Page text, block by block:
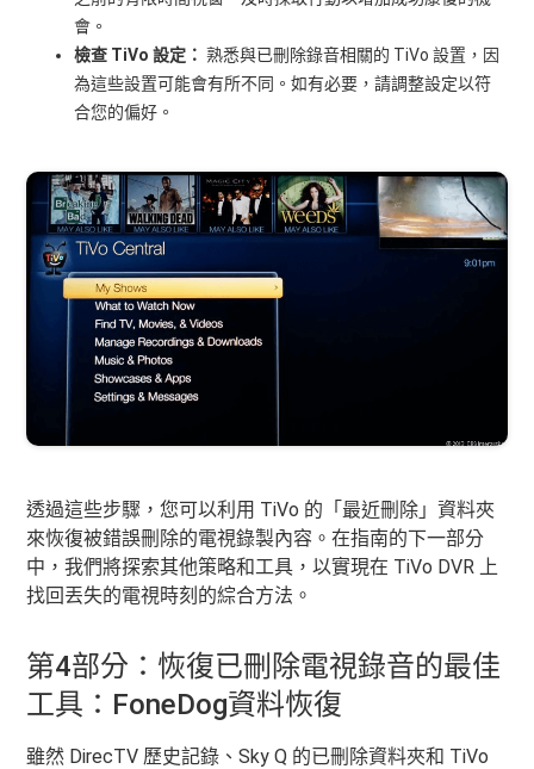
會。
檢查 TiVo 設定： 熟悉與已刪除錄音相關的 TiVo 設置，因
為這些設置可能會有所不同。如有必要，請調整設定以符
合您的偏好。
透過這些步驟，您可以利用 TiVo 的「最近刪除」資料夾
來恢復被錯誤刪除的電視錄製內容。在指南的下一部分
中，我們將探索其他策略和工具，以實現在 TiVo DVR 上
找回丟失的電視時刻的綜合方法。
第4部分：恢復已刪除電視錄音的最佳
工具：FoneDog資料恢復
雖然 DirecTV 歷史記錄、Sky Q 的已刪除資料夾和 TiVo